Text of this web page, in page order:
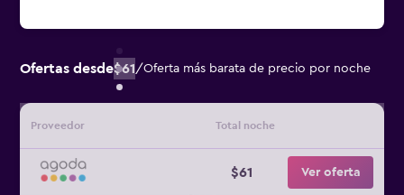
Ofertas desde$61/Oferta más barata de precio por noche
Proveedor Total noche
$61 Ver oferta